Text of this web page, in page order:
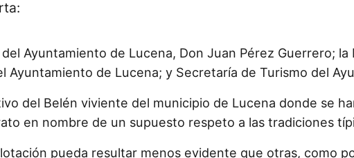
Ayuntamiento de Lucena, Don Juan Pérez Guerrero;
Ayuntamiento de Lucena; y Secretaría de Turismo del
del Belén viviente del municipio de Lucena donde se
en nombre de un supuesto respeto a las tradiciones
pueda resultar menos evidente que otras, como